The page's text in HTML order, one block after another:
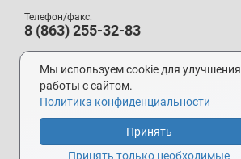
Телефон/факс:
8 (863) 255-32-83
Телефон приемной комиссии:
8 (800) 707-19-29
8 (863) 272-64-88
Разработка и поддержка –УИ РГУПС
Мы используем cookie для улучшения
работы с сайтом.
Политика конфиденциальности
Принять
Принять только необходимые